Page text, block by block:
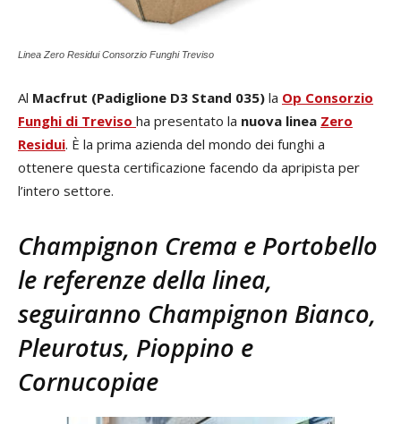
Linea Zero Residui Consorzio Funghi Treviso
Al Macfrut (Padiglione D3 Stand 035) la Op Consorzio
Funghi di Treviso ha presentato la nuova linea Zero
Residui. È la prima azienda del mondo dei funghi a
ottenere questa certificazione facendo da apripista per
l’intero settore.
Champignon Crema e Portobello
le referenze della linea,
seguiranno Champignon Bianco,
Pleurotus, Pioppino e
Cornucopiae